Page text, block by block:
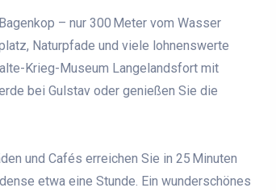
– nur 300 Meter vom Wasser
Naturpfade und viele lohnenswerte
Krieg-Museum Langelandsfort mit
bei Gulstav oder genießen Sie die
und Cafés erreichen Sie in 25 Minuten
etwa eine Stunde. Ein wunderschönes